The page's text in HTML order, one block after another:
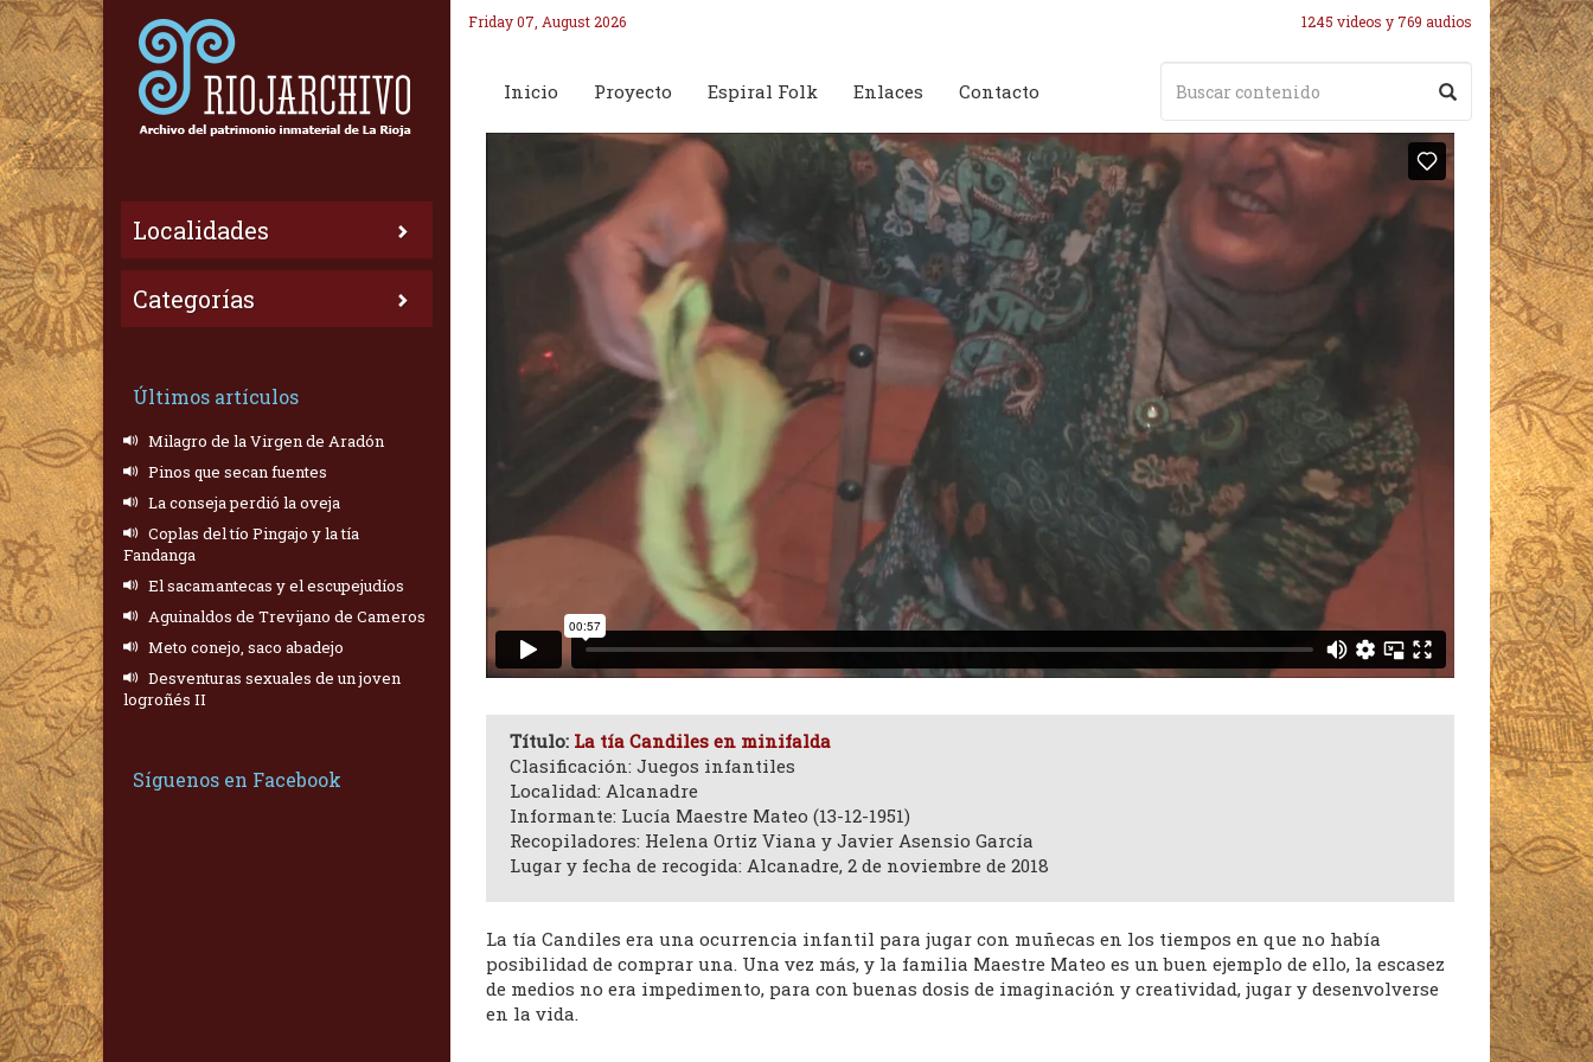
Localidades
Categorías
Últimos artículos
Milagro de la Virgen de Aradón
Pinos que secan fuentes
La conseja perdió la oveja
Coplas del tío Pingajo y la tía
Fandanga
El sacamantecas y el escupejudíos
Aguinaldos de Trevijano de Cameros
Meto conejo, saco abadejo
Desventuras sexuales de un joven
logroñés II
Síguenos en Facebook
Friday 07, August 2026 1245 videos y 769 audios
Inicio Proyecto Espiral Folk Enlaces Contacto
Título: La tía Candiles en minifalda
Clasificación: Juegos infantiles
Localidad: Alcanadre
Informante: Lucía Maestre Mateo (13-12-1951)
Recopiladores: Helena Ortiz Viana y Javier Asensio García
Lugar y fecha de recogida: Alcanadre, 2 de noviembre de 2018
La tía Candiles era una ocurrencia infantil para jugar con muñecas en los tiempos en que no había
posibilidad de comprar una. Una vez más, y la familia Maestre Mateo es un buen ejemplo de ello, la escasez
de medios no era impedimento, para con buenas dosis de imaginación y creatividad, jugar y desenvolverse
en la vida.